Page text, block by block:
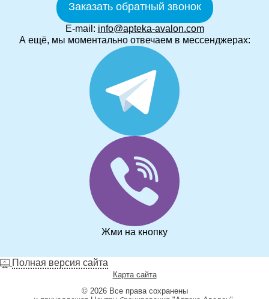
Заказать обратный звонок
E-mail: info@apteka-avalon.com
А ещё, мы моментально отвечаем в мессенджерах:
Жми на кнопку
Полная версия сайта
Карта сайта
© 2026 Все права сохранены